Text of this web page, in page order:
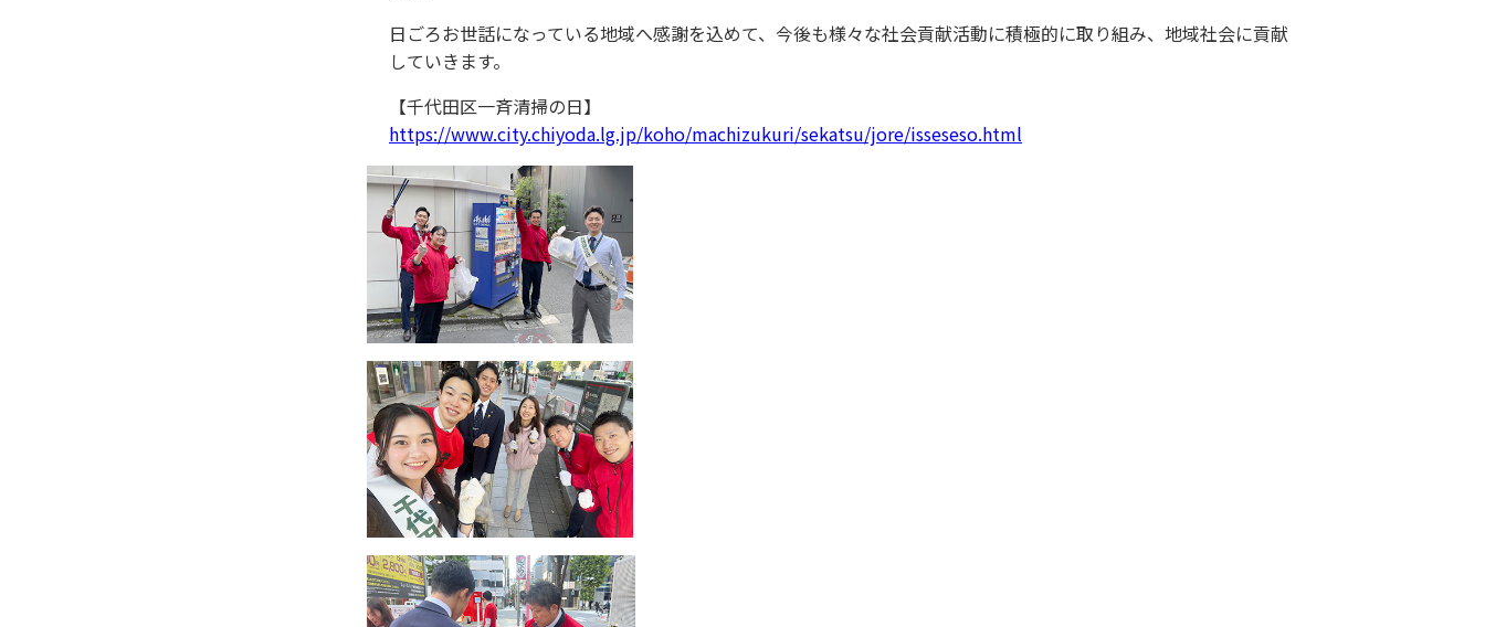
日ごろお世話になっている地域へ感謝を込めて、今後も様々な社会貢献活動に積極的に取り組み、地域社会に貢献
していきます。
【千代田区一斉清掃の日】
https://www.city.chiyoda.lg.jp/koho/machizukuri/sekatsu/jore/isseseso.html